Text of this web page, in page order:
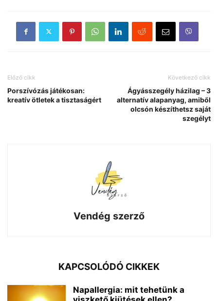
Előző cikk
Porszívózás játékosan:
kreatív ötletek a tisztaságért
Következő cikk
Ágyásszegély házilag – 3
alternatív alapanyag, amiből
olcsón készíthetsz saját
szegélyt
Vendég szerző
KAPCSOLÓDÓ CIKKEK
Napallergia: mit tehetünk a